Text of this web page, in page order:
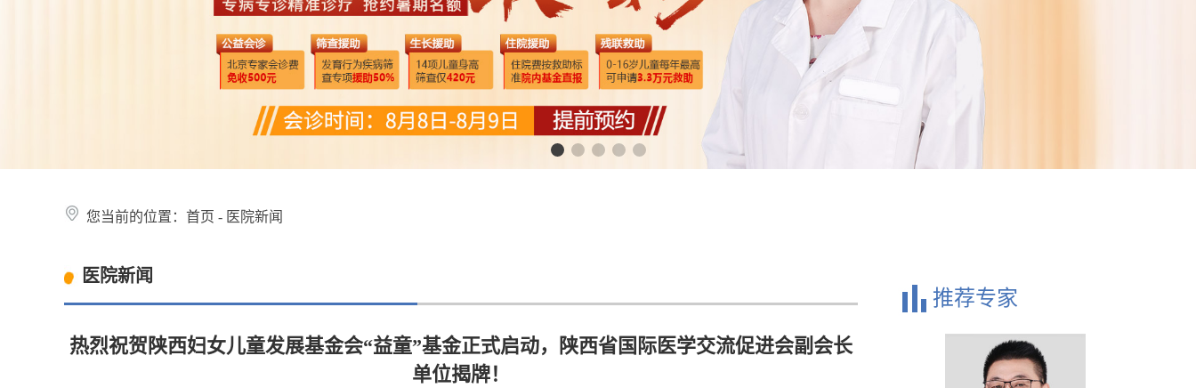
您当前的位置： 首页 - 医院新闻
医院新闻
热烈祝贺陕西妇女儿童发展基金会“益童”基金正式启动，陕西省国际医学交流促进会副会长
单位揭牌！
推荐专家